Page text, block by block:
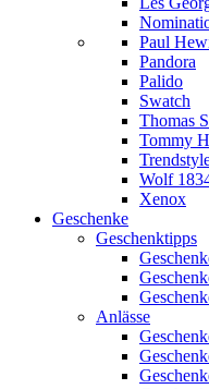
Paul
Pandora
Palido
Swatch
Thomas
Tommy
Wolf
Xenox
Geschenke
Geschenktipps
Anlässe